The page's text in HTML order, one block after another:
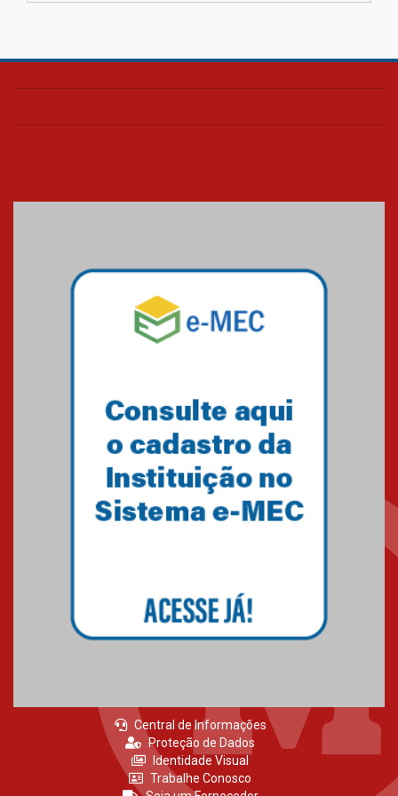
Central de Informações
Proteção de Dados
Identidade Visual
Trabalhe Conosco